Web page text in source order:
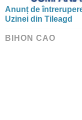
Anunț de
Uzinei din Tileagd
BIHON CAO